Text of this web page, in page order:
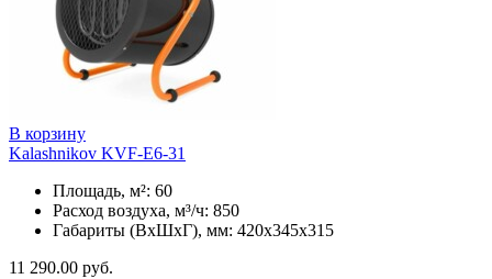
В корзину
Kalashnikov KVF-E6-31
Площадь, м²: 60
Расход воздуха, м³/ч: 850
Габариты (ВхШхГ), мм: 420x345x315
11 290.00 руб.